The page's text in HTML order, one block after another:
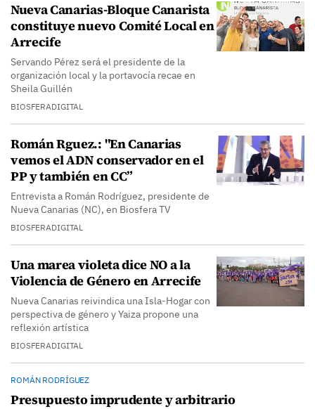
Nueva Canarias-Bloque Canarista
constituye nuevo Comité Local en
Arrecife
Servando Pérez será el presidente de la
organización local y la portavocía recae en
Sheila Guillén
BIOSFERADIGITAL
Román Rguez.: "En Canarias
vemos el ADN conservador en el
PP y también en CC”
Entrevista a Román Rodríguez, presidente de
Nueva Canarias (NC), en Biosfera TV
BIOSFERADIGITAL
Una marea violeta dice NO a la
Violencia de Género en Arrecife
Nueva Canarias reivindica una Isla-Hogar con
perspectiva de género y Yaiza propone una
reflexión artística
BIOSFERADIGITAL
ROMÁN RODRÍGUEZ
Presupuesto imprudente y arbitrario